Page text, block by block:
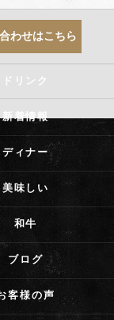
わせはこちら
ドリンク
新着情報
ディナー
美味しい
和牛
ブログ
客様の声